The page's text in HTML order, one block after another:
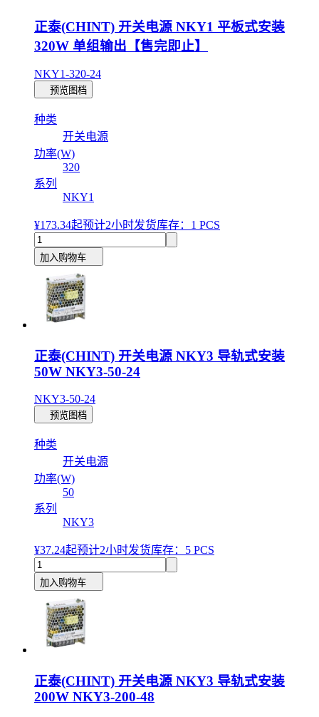
正泰(CHINT) 开关电源 NKY1 平板式安装
320W 单组输出【售完即止】
NKY1-320-24
预览图档
种类
开关电源
功率(W)
320
系列
NKY1
¥173.34起预计2小时发货库存：1 PCS
加入购物车
正泰(CHINT) 开关电源 NKY3 导轨式安装
50W NKY3-50-24
NKY3-50-24
预览图档
种类
开关电源
功率(W)
50
系列
NKY3
¥37.24起预计2小时发货库存：5 PCS
加入购物车
正泰(CHINT) 开关电源 NKY3 导轨式安装
200W NKY3-200-48